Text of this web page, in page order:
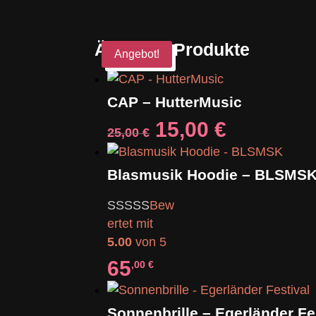
Ähnliche Produkte
Angebot!
CAP – HutterMusic
25,00€ Ursprünglicher
Preis
war:
25,00 €
15,00€
Preis
ist:
15,00 €.
Blasmusik Hoodie –
Bew
ertet mit
5.00 von 5
65,00€
Sonnenbrille – Egerländer